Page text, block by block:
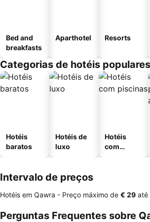
Bed and
breakfasts
Aparthotel Resorts
Categorias de hotéis
Hotéis
baratos
Hotéis de
luxo
Hotéis
com
Intervalo de preços
Hotéis em Qawra - Preço máximo de ‎€ 29 até
Perguntas Frequentes sobre